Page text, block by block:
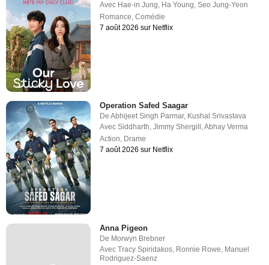
Avec Hae-in Jung, Ha Young,Seo Jung-Yeon
Romance,Comédie
7 août 2026 sur Netflix
Operation Safed Saagar
DeAbhijeet Singh Parmar, Kushal Srivastava
AvecSiddharth,Jimmy Shergill ,Abhay Verma
Action, Drame
7 août 2026 sur Netflix
Anna Pigeon
De Morwyn Brebner
AvecTracy Spiridakos Ronnie Rowe Manuel
Rodriguez-Saenz